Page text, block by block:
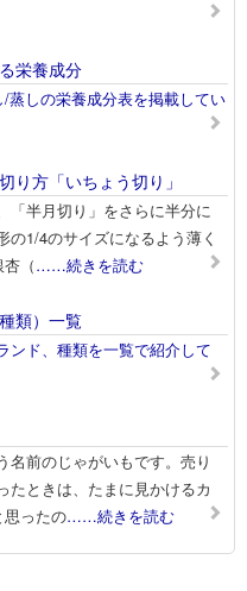
栄養成分
蒸しの栄養成分表を掲載してい
方「いちょう切り」
「半月切り」をさらに半分に
の1/4のサイズになるよう薄く
（……続きを読む
類）一覧
ンド、種類を一覧で紹介して
名前のじゃがいもです。売り
たときは、たまに見かけるカ
思ったの……続きを読む